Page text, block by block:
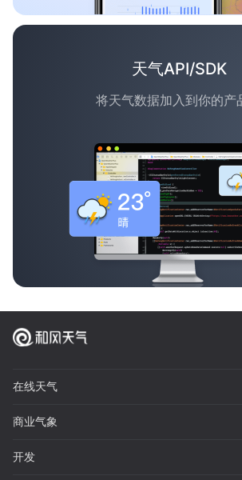
天气API/SDK
将天气数据加入到你的产
在线天气
商业气象
开发